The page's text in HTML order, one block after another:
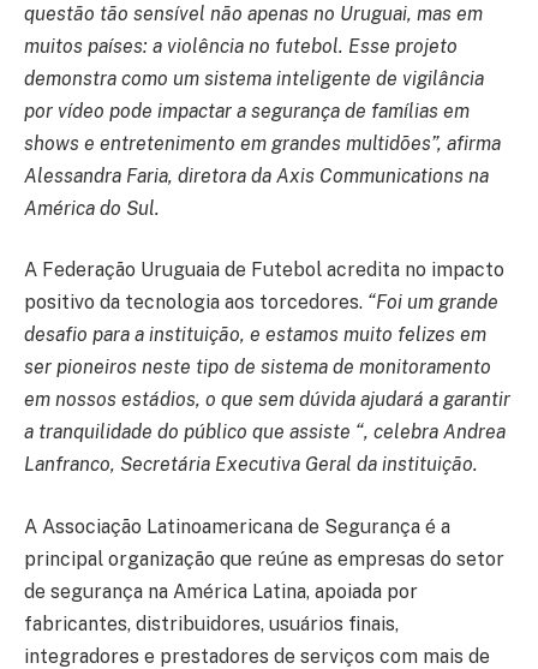
questão tão sensível não apenas no Uruguai, mas em
muitos países: a violência no futebol. Esse projeto
demonstra como um sistema inteligente de vigilância
por vídeo pode impactar a segurança de famílias em
shows e entretenimento em grandes multidões”, afirma
Alessandra Faria, diretora da Axis Communications na
América do Sul.
A Federação Uruguaia de Futebol acredita no impacto
positivo da tecnologia aos torcedores. “Foi um grande
desafio para a instituição, e estamos muito felizes em
ser pioneiros neste tipo de sistema de monitoramento
em nossos estádios, o que sem dúvida ajudará a garantir
a tranquilidade do público que assiste “, celebra Andrea
Lanfranco, Secretária Executiva Geral da instituição.
A Associação Latinoamericana de Segurança é a
principal organização que reúne as empresas do setor
de segurança na América Latina, apoiada por
fabricantes, distribuidores, usuários finais,
integradores e prestadores de serviços com mais de